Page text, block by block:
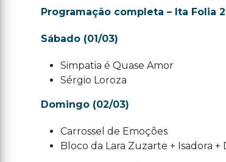
Programação completa – Ita Folia
Sábado (01/03)
Simpatia é Quase Amor
Sérgio Loroza
Domingo (02/03)
Carrossel de Emoções
Bloco da Lara Zuzarte + Isadora +